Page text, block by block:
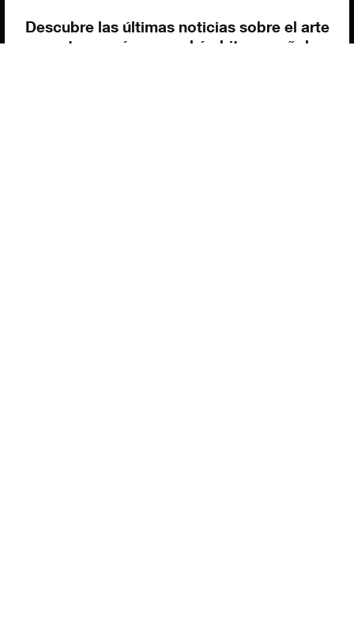
Descubre las últimas noticias sobre el arte
contemporáneo en el ámbito español.